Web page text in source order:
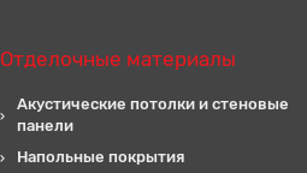
Отделочные материалы
Акустические потолки и стеновые
панели
Напольные покрытия